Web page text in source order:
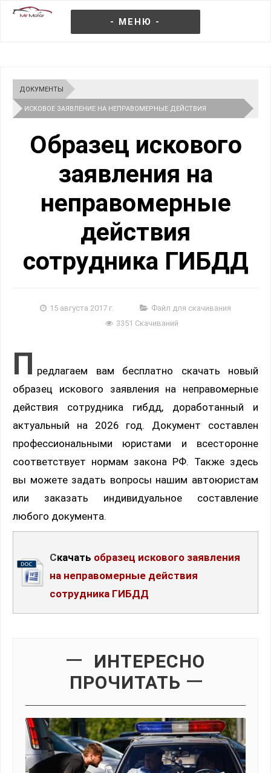
- МЕНЮ -
ДОКУМЕНТЫ
ИСКОВОЕ ЗАЯВЛЕНИЕ НА НЕПРАВОМЕРНЫЕ ДЕЙСТВИЯ
Образец искового
заявления на
неправомерные
действия
сотрудника ГИБДД
15 августа 2017 г.
Файл для скачивания
3351 Скачиваний
П редлагаем вам бесплатно скачать новый
образец искового заявления на неправомерные
действия сотрудника гибдд, доработанный и
актуальный на 2026 год. Документ составлен
профессиональными юристами и всесторонне
соответствует нормам закона РФ. Также здесь
вы можете задать вопросы нашим автоюристам
или заказать индивидуальное составление
любого документа.
Скачать образец искового заявления
на неправомерные действия
сотрудника ГИБДД
ИНТЕРЕСНО
ПРОЧИТАТЬ